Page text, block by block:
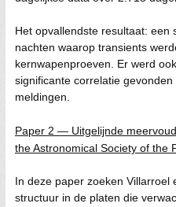
Het opvallendste resultaat: een
nachten waarop transients
kernwapenproeven. Er werd
significante correlatie
meldingen.
Paper 2 — Uitgelijnde
the Astronomical Society of the
In deze paper zoeken
structuur in de platen die